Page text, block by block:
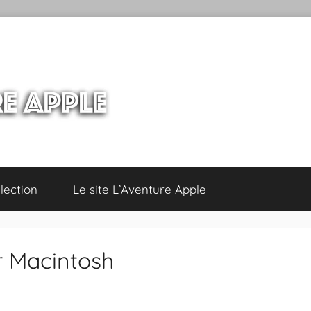
Le site L’Aventure Apple
Macintosh